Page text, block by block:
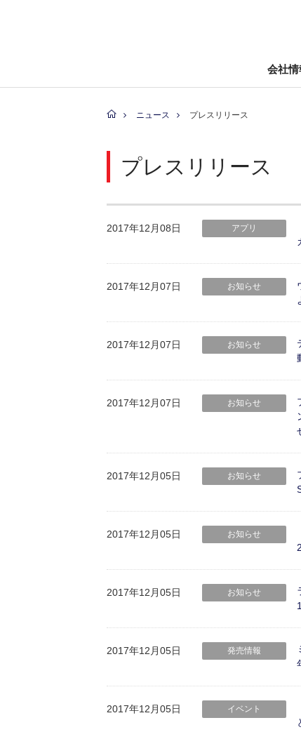
会社情
ニュース プレスリリース
プレスリリース
2017年12月08日 アプリ
2017年12月07日 お知らせ
2017年12月07日 お知らせ
2017年12月07日 お知らせ
2017年12月05日 お知らせ
2017年12月05日 お知らせ
2017年12月05日 お知らせ
2017年12月05日 発売情報
2017年12月05日 イベント